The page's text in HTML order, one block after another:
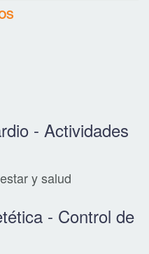
- Actividades
y salud
- Control de